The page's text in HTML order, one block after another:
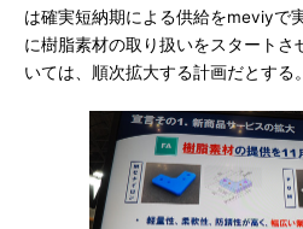
は確実短納期による供給をmeviyで
に樹脂素材の取り扱いをスタートさ
いては、順次拡大する計画だとする。